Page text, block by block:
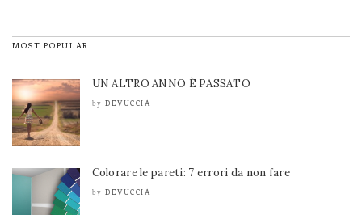
MOST POPULAR
UN ALTRO ANNO È PASSATO
by DEVUCCIA
Colorare le pareti: 7 errori da non fare
by DEVUCCIA